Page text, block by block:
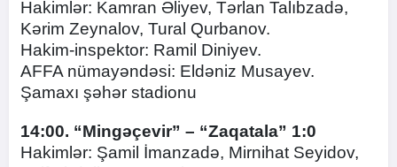
Hakimlər: Kamran Əliyev, Tərlan Talıbzadə,
Kərim Zeynalov, Tural Qurbanov.
Hakim-inspektor: Ramil Diniyev.
AFFA nümayəndəsi: Eldəniz Musayev.
Şamaxı şəhər stadionu
14:00. “Mingəçevir” – “Zaqatala” 1:0
Hakimlər: Şamil İmanzadə, Mirnihat Seyidov,